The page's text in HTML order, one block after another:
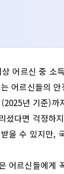
어르신 중 소
어르신들의
년 기준)까
셨다면 걱정하
을 수 있지만,
어르신들에게